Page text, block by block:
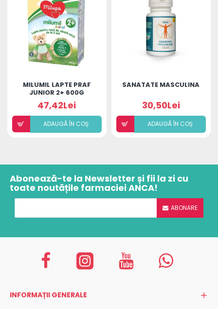
MILUMIL LAPTE PRAF
JUNIOR 2+ 600G
47,42Lei
ADAUGÃ ÎN COȘ
SANATATE MASCULINA
30,50Lei
ADAUGÃ ÎN COȘ
Abonează-te la Newsletter și fii la zi cu
toate noutățile farmaciei ANCA!
ABONARE
INFORMAȚII GENERALE